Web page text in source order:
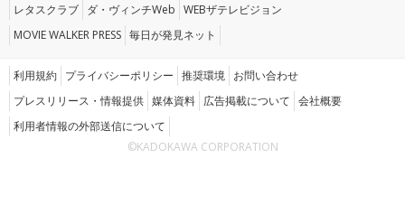
レタスクラブ ダ・ヴィンチWeb WEBザテレビジョン
MOVIE WALKER PRESS 毎日が発見ネット
利用規約 プライバシーポリシー 推奨環境 お問い合わせ
プレスリリース・情報提供 媒体資料 広告掲載について 会社概要
利用者情報の外部送信について
©KADOKAWA CORPORATION